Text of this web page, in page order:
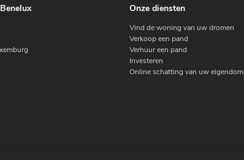
Onze diensten
Vind de woning van uw dromen
Verkoop een pand
Verhuur een pand
Investeren
Online schatting van uw eigendom